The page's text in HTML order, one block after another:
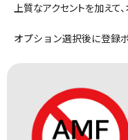
上質なアクセントを加えて
オプション選択後に登録